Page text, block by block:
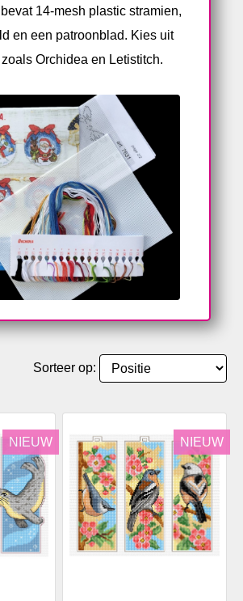
14-mesh plastic stramien,
en een patroonblad. Kies uit
Orchidea en Letistitch.
Sorteer op:
NIEUW NIEUW